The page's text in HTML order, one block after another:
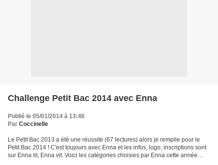
Challenge Petit Bac 2014 avec Enna
Publié le 05/01/2014 à 13:46
Par Coccinelle
Le Petit Bac 2013 a été une réussite (67 lectures) alors je rempile pour le
Petit Bac 2014 ! C'est toujours avec Enna et les infos, logo, inscriptions sont
sur Enna lit, Enna vit. Voici les catégories choisies par Enna cette année